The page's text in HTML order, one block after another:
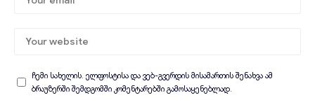
ჩემი სახელის. ელფოსტისა და ვებ-გვერდის მისამართის შენახვა ამ
ბრაუზერში შემდგომში კომენტარებში გამოსაყენებლად.